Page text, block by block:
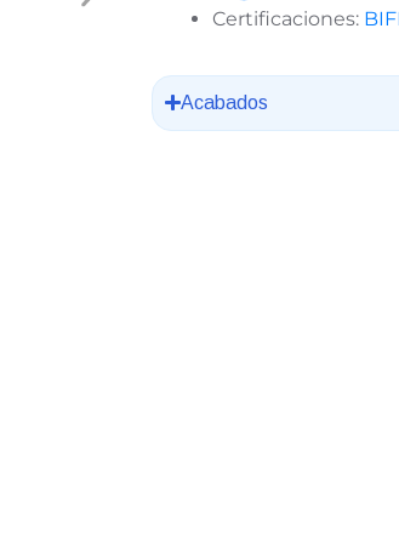
Certificaciones:
Acabados